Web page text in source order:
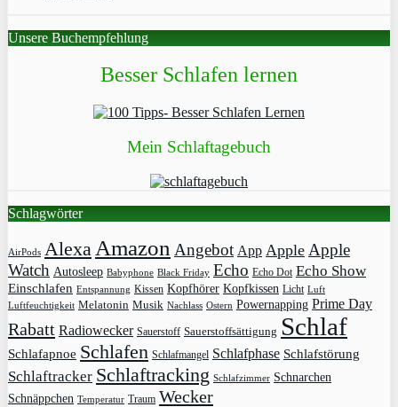
Unsere Buchempfehlung
Besser Schlafen lernen
Mein Schlaftagebuch
Schlagwörter
AirPods Alexa Amazon Angebot App Apple Apple
Watch Autosleep Babyphone Black Friday Echo Echo Dot Echo Show
Einschlafen Entspannung Kissen Kopfhörer Kopfkissen Licht Luft
Luftfeuchtigkeit Melatonin Musik Nachlass Ostern Powernapping Prime Day
Rabatt Radiowecker Sauerstoff Sauerstoffsättigung Schlaf
Schlafapnoe Schlafen Schlafmangel Schlafphase Schlafstörung
Schlaftracker Schlaftracking Schlafzimmer Schnarchen
Schnäppchen Temperatur Traum Wecker